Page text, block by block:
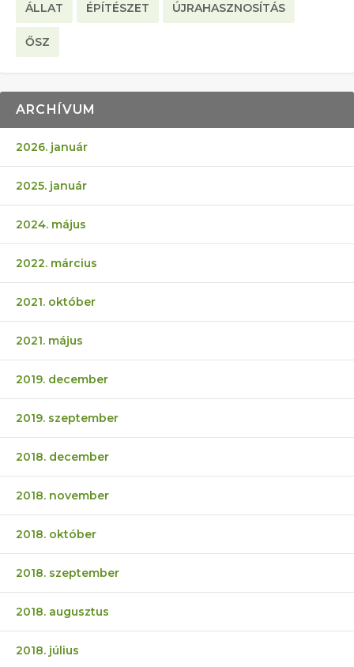
ÁLLAT ÉPÍTÉSZET ÚJRAHASZNOSÍTÁS
ŐSZ
ARCHÍVUM
2026. január
2025. január
2024. május
2022. március
2021. október
2021. május
2019. december
2019. szeptember
2018. december
2018. november
2018. október
2018. szeptember
2018. augusztus
2018. július